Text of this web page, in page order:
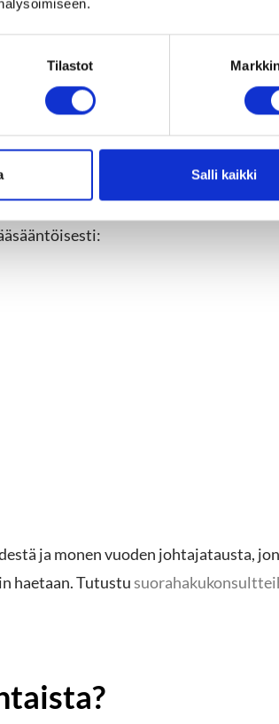
Tilastot
Salli kaikki
suorahakuprosessia – verkostoon
parhaat paikat
ja monen vuoden johtajatausta,
haetaan. Tutustu